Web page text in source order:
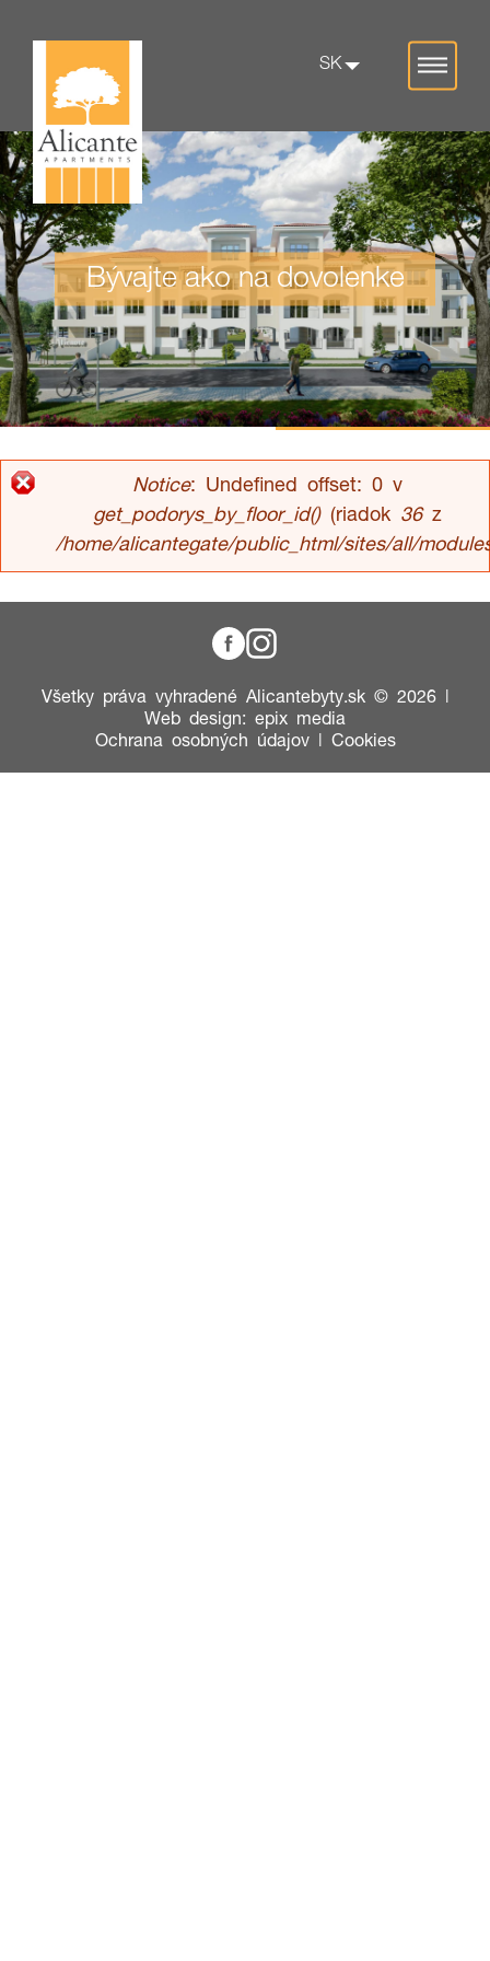
SK
Bývajte ako na dovolenke
Chybová
správa
Notice: Undefined offset: 0 v
get_podorys_by_floor_id()(riadok 36z
/home/alicantegate/public_html/sites/all/
Všetky práva vyhradené Alicantebyty.sk © 2026 |
Web design: epix media
Ochrana osobných údajov| Cookies